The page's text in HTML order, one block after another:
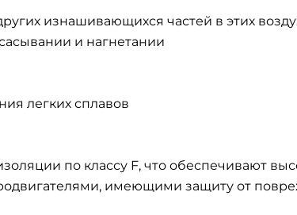
изнашивающихся частей в этих
и нагнетании
легких сплавов
по классу F, что обеспечивают
имеющими защиту от